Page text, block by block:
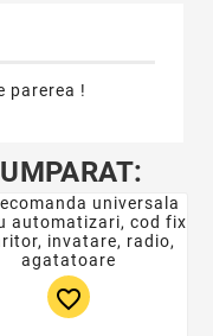
parerea !
favorite_border